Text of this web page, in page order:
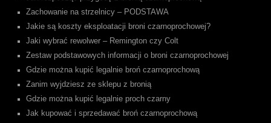
Zachowanie na strzelnicy – PODSTAWA
Jakie są koszty eksploatacji broni czarnoprochowej?
Jaki wybrać rewolwer – Remington czy Colt
Zestaw podstawowych informacji o broni czarnoprochowej
Gdzie można kupić legalnie broń czarnoprochową
Zanim wyjdziesz ze sklepu z bronią
Gdzie można kupić legalnie proch czarny
Jak kupować i sprzedawać broń czarnoprochową